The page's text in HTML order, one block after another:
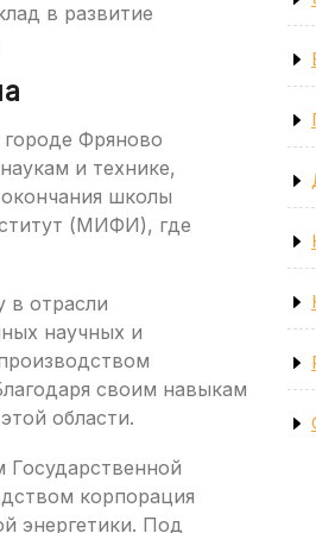
в развитие
городе Фряново
и технике,
школы
(МИФИ), где
в отрасли
научных и
своим навыкам
области.
корпорация
энергетики. Под